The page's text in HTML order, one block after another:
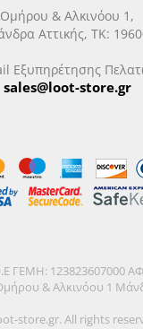
Ομήρου & Αλκινόου 1,
Αττικής, ΤΚ:
Εξυπηρέτησης
sales@loot-store.gr
ΓΕΜΗ: 123823607000
& Αλκινόου 1
store.gr. All rights